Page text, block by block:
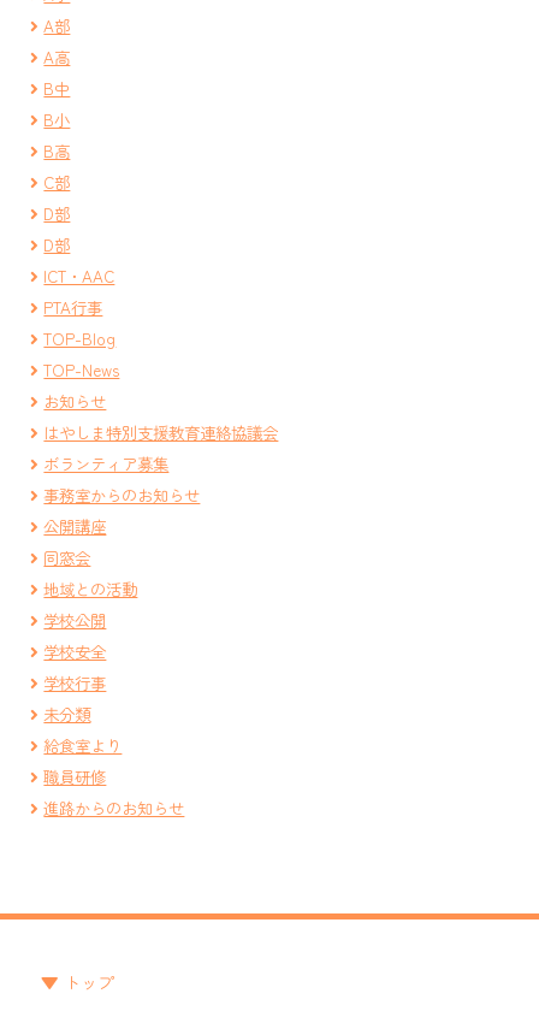
A部
A高
B中
B小
B高
C部
D部
D部
ICT・AAC
PTA行事
TOP-Blog
TOP-News
お知らせ
はやしま特別支援教育連絡協議会
ボランティア募集
事務室からのお知らせ
公開講座
同窓会
地域との活動
学校公開
学校安全
学校行事
未分類
給食室より
職員研修
進路からのお知らせ
トップ